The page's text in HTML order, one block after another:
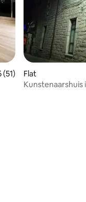
beoordeling
(51)
Flat
Kunstenaarshuis in een